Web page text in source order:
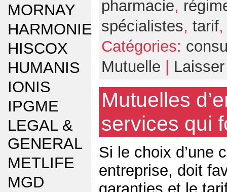
MORNAY
HARMONIE
HISCOX
HUMANIS
IONIS
IPGME
LEGAL &
GENERAL
METLIFE
MGD
pharmacie,
spécialistes, tarif
Catégories:
Mutuelle
Mutuelles
services qui
Si le choix d’une
entreprise, doit